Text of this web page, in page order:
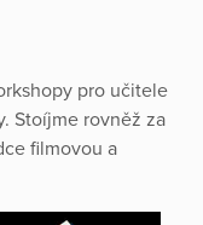
pro učitele
Stoíjme rovněž za
filmovou a